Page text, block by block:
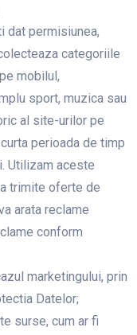
dat permisiunea,
categoriile
mobilul,
sport, muzica sau
al site-urilor pe
perioada de timp
Utilizam aceste
trimite oferte de
arata reclame
conform
marketingului, prin
Datelor;
surse, cum ar fi